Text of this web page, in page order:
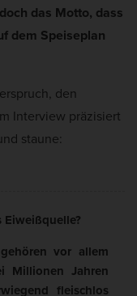
das Motto, dass
dem Speiseplan
den
Interview präzisiert
staune:
Eiweißquelle?
vor allem
Millionen Jahren
fleischlos